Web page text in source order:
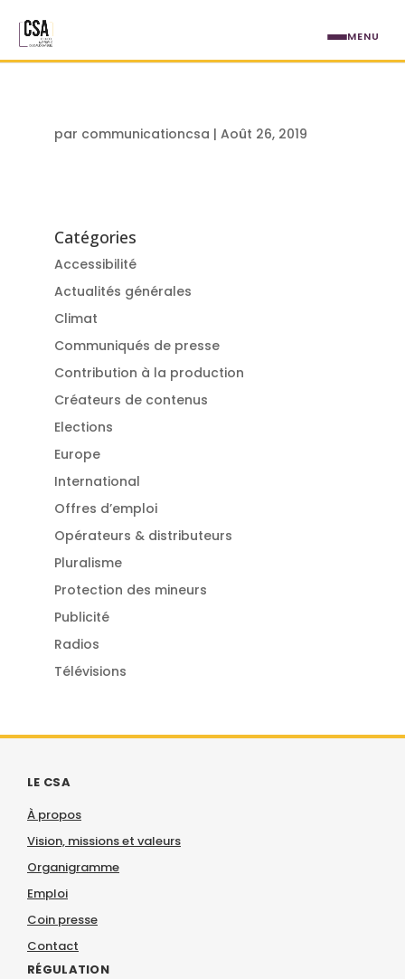
par communicationcsa | Août 26, 2019
Catégories
Accessibilité
Actualités générales
Climat
Communiqués de presse
Contribution à la production
Créateurs de contenus
Elections
Europe
International
Offres d’emploi
Opérateurs & distributeurs
Pluralisme
Protection des mineurs
Publicité
Radios
Télévisions
LE CSA
À propos
Vision, missions et valeurs
Organigramme
Emploi
Coin presse
Contact
RÉGULATION
MENU